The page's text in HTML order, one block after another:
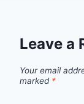
Leave a
Your email
marked *